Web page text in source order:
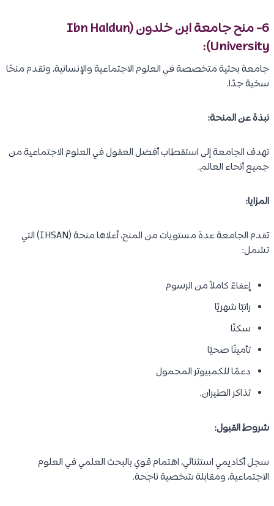
6- منح جامعة ابن خلدون (Ibn Haldun
University):
جامعة بحثية متخصصة في العلوم الاجتماعية والإنسانية، وتقدم منحًا
سخية جدًا.
نبذة عن المنحة:
تهدف الجامعة إلى استقطاب أفضل العقول في العلوم الاجتماعية من
جميع أنحاء العالم.
المزايا:
تقدم الجامعة عدة مستويات من المنح، أعلاها منحة (IHSAN) التي
تشمل:
إعفاءً كاملاً من الرسوم
راتبًا شهريًا
سكنًا
تأمينًا صحيًا
دعمًا للكمبيوتر المحمول
تذاكر الطيران.
شروط القبول:
سجل أكاديمي استثنائي، اهتمام قوي بالبحث العلمي في العلوم
الاجتماعية، ومقابلة شخصية ناجحة.